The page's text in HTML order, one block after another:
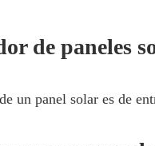
de paneles
un panel solar es de